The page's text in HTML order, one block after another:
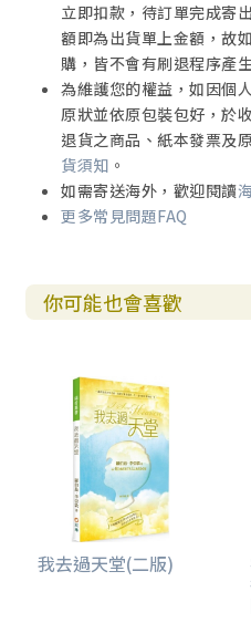
立即扣款，待訂單完成寄
額即為出貨單上金額，故
購，皆不會有刷退程序產
為維護您的權益，如因個
原狀並依原包裝包好，於
退貨之商品、紙本發票及
貨須知 。
如需寄送海外，歡迎閱讀
更多常見問題FAQ
你可能也會喜歡
我去過天堂(二版)